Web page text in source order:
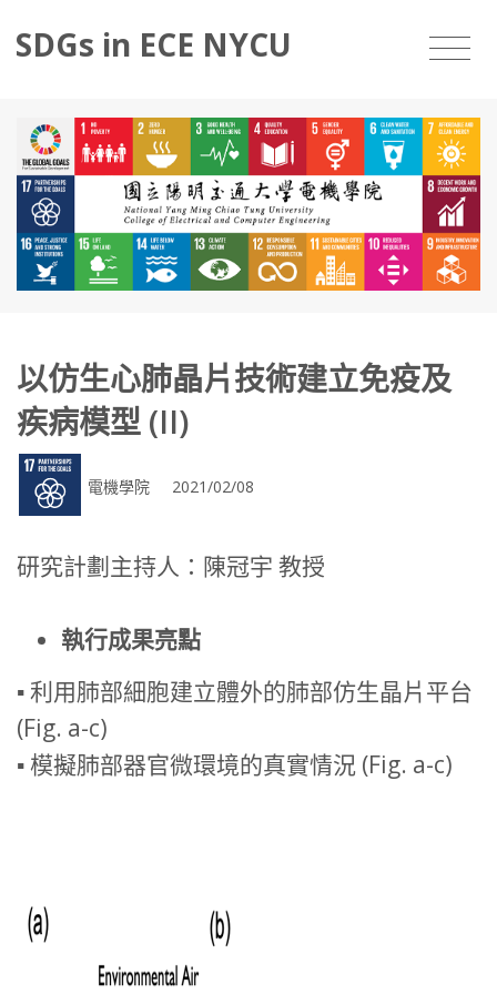
SDGs in ECE NYCU
以仿生心肺晶片技術建立免疫及
疾病模型 (II)
電機學院 2021/02/08
研究計劃主持人：陳冠宇 教授
執行成果亮點
▪ 利用肺部細胞建立體外的肺部仿生晶片平台
(Fig. a-c)
▪ 模擬肺部器官微環境的真實情況 (Fig. a-c)